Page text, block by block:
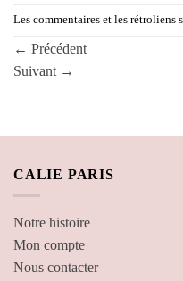
Les commentaires et les rétroliens
← Précédent
Suivant →
CALIE PARIS
Notre histoire
Mon compte
Nous contacter